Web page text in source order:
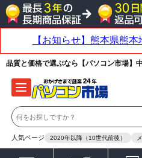
品質と価格で選ぶなら【パソコン市場】
人気ページ 2020年以降（10世代前後）